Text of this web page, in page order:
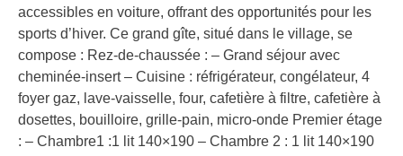
accessibles en voiture, offrant des opportunités pour les
sports d’hiver. Ce grand gîte, situé dans le village, se
compose : Rez-de-chaussée : – Grand séjour avec
cheminée-insert – Cuisine : réfrigérateur, congélateur, 4
foyer gaz, lave-vaisselle, four, cafetière à filtre, cafetière à
dosettes, bouilloire, grille-pain, micro-onde Premier étage
: – Chambre1 :1 lit 140×190 – Chambre 2 : 1 lit 140×190